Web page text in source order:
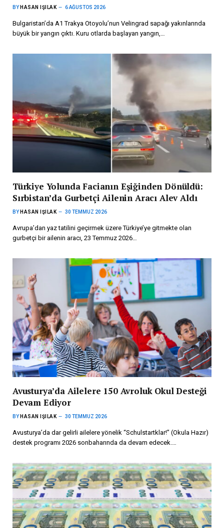
BY HASAN IŞILAK 6 AĞUSTOS 2026
Bulgaristan’da A1 Trakya Otoyolu’nun Velingrad sapağı yakınlarında
büyük bir yangın çıktı. Kuru otlarda başlayan yangın,…
Türkiye Yolunda Facianın Eşiğinden Dönüldü:
Sırbistan’da Gurbetçi Ailenin Aracı Alev Aldı
BY HASAN IŞILAK 30 TEMMUZ 2026
Avrupa’dan yaz tatilini geçirmek üzere Türkiye’ye gitmekte olan
gurbetçi bir ailenin aracı, 23 Temmuz 2026…
Avusturya’da Ailelere 150 Avroluk Okul Desteği
Devam Ediyor
BY HASAN IŞILAK 30 TEMMUZ 2026
Avusturya’da dar gelirli ailelere yönelik “Schulstartklar!” (Okula Hazır)
destek programı 2026 sonbaharında da devam edecek.…